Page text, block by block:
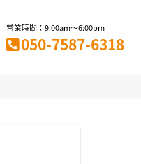
営業時間：9:00am～6:00pm
050-7587-6318